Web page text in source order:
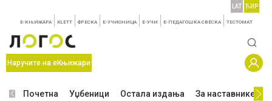
E-КЊИЖАРА KLETT ФРЕСКА E-УЧИОНИЦА E-УЧИ Е-ПЕДАГОШКА СВЕСКА TЕСТОМАТ
LAT ЋИР
Наручите на еКњижари
Почетна Уџбеници Остала издања За наставнике